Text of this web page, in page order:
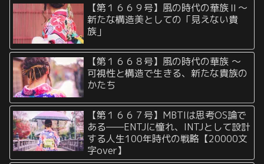
【第１６６９号】風の時代の華族Ⅱ〜
新たな構造美としての「見えない貴
族」
【第１６６８号】風の時代の華族 〜
可視性と構造で生きる、新たな貴族の
かたち
【第１６６７号】MBTIは思考OS論で
ある——ENTJに憧れ、INTJとして設計
する人生100年時代の戦略【20000文
字over】